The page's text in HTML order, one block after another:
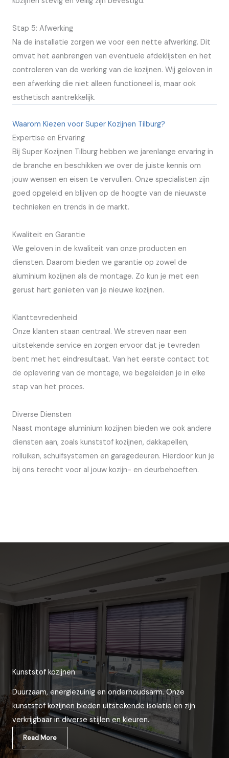
Stap 5: Afwerking
Na de installatie zorgen we voor een nette afwerking. Dit
omvat het aanbrengen van eventuele afdeklijsten en het
controleren van de werking van de kozijnen. Wij geloven in
een afwerking die niet alleen functioneel is, maar ook
esthetisch aantrekkelijk.
Waarom Kiezen voor Super Kozijnen Tilburg?
Expertise en Ervaring
Bij Super Kozijnen Tilburg hebben we jarenlange ervaring in
de branche en beschikken we over de juiste kennis om
jouw wensen en eisen te vervullen. Onze specialisten zijn
goed opgeleid en blijven op de hoogte van de nieuwste
technieken en trends in de markt.
Kwaliteit en Garantie
We geloven in de kwaliteit van onze producten en
diensten. Daarom bieden we garantie op zowel de
aluminium kozijnen als de montage. Zo kun je met een
gerust hart genieten van je nieuwe kozijnen.
Klanttevredenheid
Onze klanten staan centraal. We streven naar een
uitstekende service en zorgen ervoor dat je tevreden
bent met het eindresultaat. Van het eerste contact tot
de oplevering van de montage, we begeleiden je in elke
stap van het proces.
Diverse Diensten
Naast montage aluminium kozijnen bieden we ook andere
diensten aan, zoals kunststof kozijnen, dakkapellen,
rolluiken, schuifsystemen en garagedeuren. Hierdoor kun je
bij ons terecht voor al jouw kozijn- en deurbehoeften.
Kunststof kozijnen
Duurzaam, energiezuinig en onderhoudsarm. Onze
kunststof kozijnen bieden uitstekende isolatie en zijn
verkrijgbaar in diverse stijlen en kleuren.
Read More